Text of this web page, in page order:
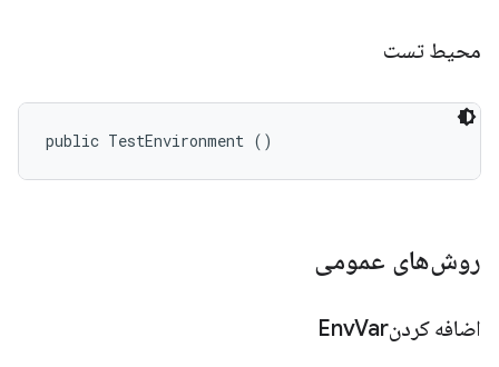
محیط تست
public TestEnvironment ()
روش‌های عمومی
اضافه کردنEnvVar